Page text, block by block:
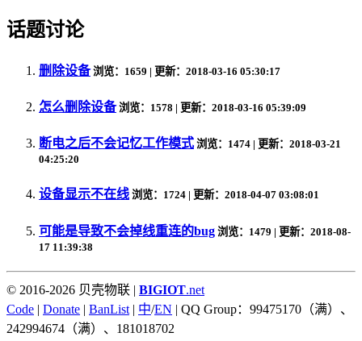
话题讨论
删除设备浏览：1659 | 更新：2018-03-16 05:30:17
怎么删除设备浏览：1578 | 更新：2018-03-16 05:39:09
断电之后不会记忆工作模式 浏览：1474 | 更新：2018-03-21
04:25:20
设备显示不在线 浏览：1724 | 更新：2018-04-07 03:08:01
可能是导致不会掉线重连的bug 浏览：1479 | 更新：2018-08-
17 11:39:38
© 2016-2026 贝壳物联 | BIGIOT.net
Code | Donate | BanList | 中/EN | QQ Group：99475170（满）、
242994674（满）、181018702